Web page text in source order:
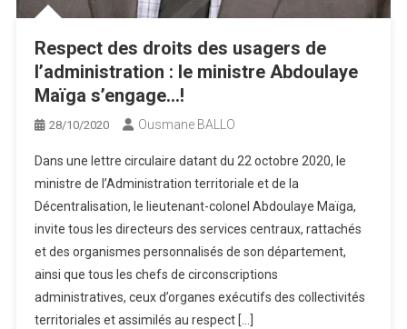
Respect des droits des usagers de
l’administration : le ministre Abdoulaye
Maïga s’engage…!
28/10/2020 Ousmane BALLO
Dans une lettre circulaire datant du 22 octobre 2020, le
ministre de l’Administration territoriale et de la
Décentralisation, le lieutenant-colonel Abdoulaye Maïga,
invite tous les directeurs des services centraux, rattachés
et des organismes personnalisés de son département,
ainsi que tous les chefs de circonscriptions
administratives, ceux d’organes exécutifs des collectivités
territoriales et assimilés au respect […]